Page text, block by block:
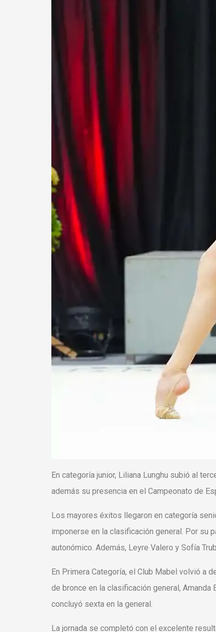
En categoría junior, Liliana Lunghu subió al
además su presencia en el Campeonato de
Los mayores éxitos llegaron en categoría
imponerse en la clasificación general. Por su
autonómico. Además, Leyre Valero y Sofía
En Primera Categoría, el Club Mabel volvió a
de bronce en la clasificación general,
concluyó sexta en la general.
La jornada se completó con el excelente